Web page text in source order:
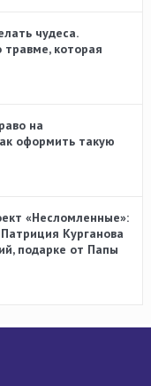
чудеса.
которая
на
оформить такую
«Несломленные»:
Курганова
подарке от Папы